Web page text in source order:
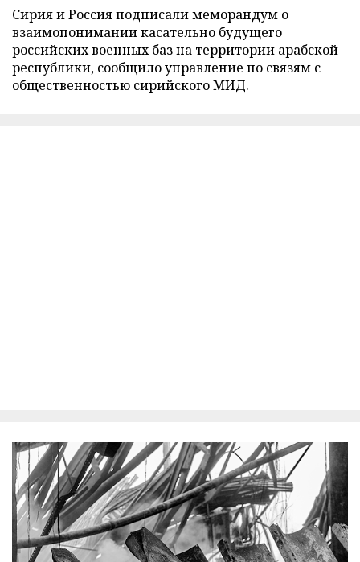
Сирия и Россия подписали меморандум о
взаимопонимании касательно будущего
российских военных баз на территории арабской
республики, сообщило управление по связям с
общественностью сирийского МИД.